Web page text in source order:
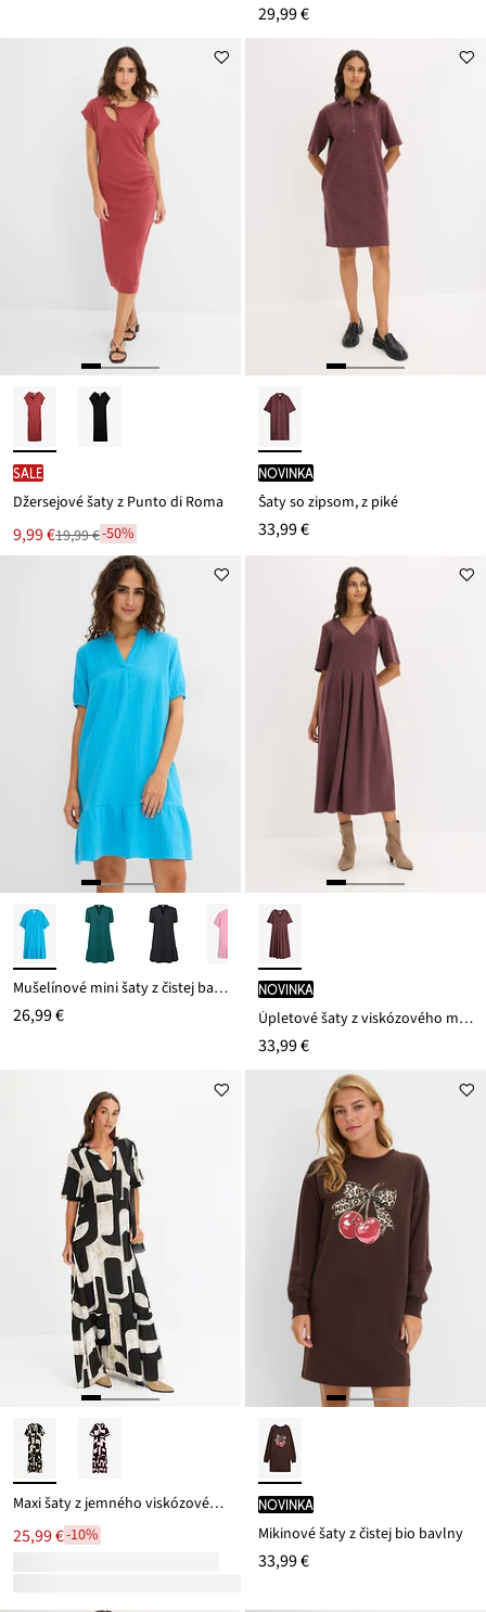
29,99 €
SALE
Džersejové šaty z Punto di Roma
Nová
cena
9,99 €
Zľava19,99 €-50%
novinka
Šaty so zipsom, z piké
33,99 €
Mušelínové mini šaty z čistej bavlny
26,99 €
novinka
Úpletové šaty z viskózového mixu
33,99 €
Maxi šaty z jemného viskózovéhu mixu
25,99 €-10%
novinka
Mikinové šaty z čistej bio bavlny
33,99 €